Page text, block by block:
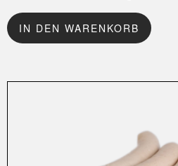
IN DEN WARENKORB